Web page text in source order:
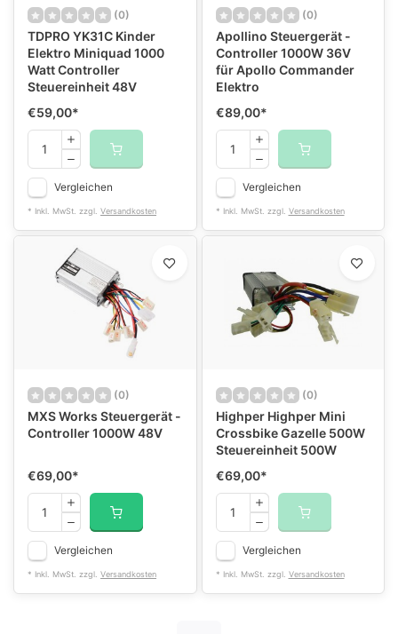
(0)
TDPRO YK31C Kinder
Elektro Miniquad 1000
Watt Controller
Steuereinheit 48V
€59,00*
Vergleichen
* Inkl. MwSt. zzgl. Versandkosten
(0)
Apollino Steuergerät -
Controller 1000W 36V
für Apollo Commander
Elektro
€89,00*
Vergleichen
* Inkl. MwSt. zzgl. Versandkosten
(0)
MXS Works Steuergerät -
Controller 1000W 48V
€69,00*
Vergleichen
* Inkl. MwSt. zzgl. Versandkosten
(0)
Highper Highper Mini
Crossbike Gazelle 500W
Steuereinheit 500W
€69,00*
Vergleichen
* Inkl. MwSt. zzgl. Versandkosten